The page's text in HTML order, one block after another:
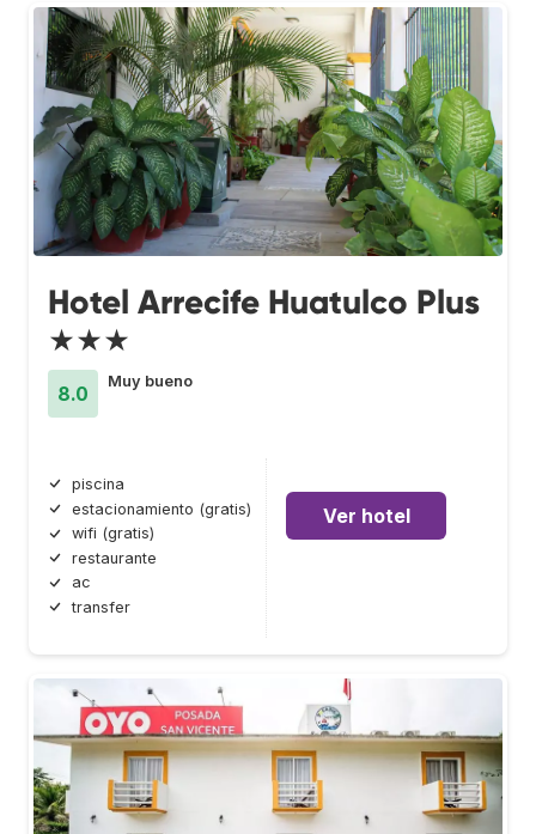
Hotel Arrecife Huatulco Plus
★★★
8.0
Muy bueno
piscina
estacionamiento (gratis)
wifi (gratis)
restaurante
ac
transfer
Ver hotel